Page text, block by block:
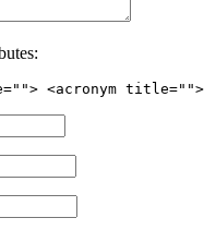
<acronym title="">